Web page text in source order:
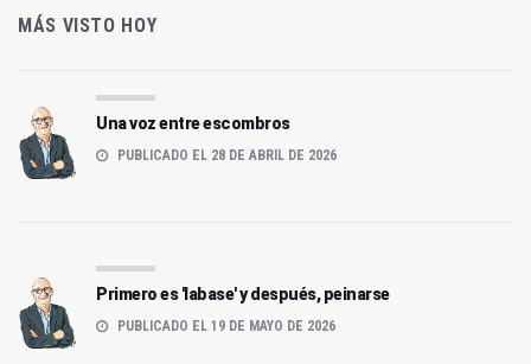
MÁS VISTO HOY
Una voz entre escombros
PUBLICADO EL 28 DE ABRIL DE 2026
Primero es 'labase' y después, peinarse
PUBLICADO EL 19 DE MAYO DE 2026